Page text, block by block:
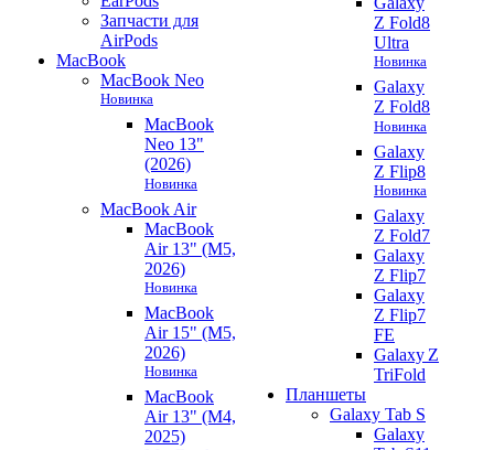
Запчасти для
AirPods
MacBook
MacBook Neo
Новинка
MacBook
Neo 13"
(2026)
Новинка
MacBook Air
MacBook
Air 13" (M5,
2026)
Новинка
MacBook
Air 15" (M5,
2026)
Новинка
MacBook
Air 13" (M4,
2025)
Z Fold8
Ultra
Новинка
Galaxy
Z Fold8
Новинка
Galaxy
Z Flip8
Новинка
Galaxy
Z Fold7
Galaxy
Z Flip7
Galaxy
Z Flip7
FE
Galaxy Z
TriFold
Планшеты
Galaxy Tab S
Galaxy